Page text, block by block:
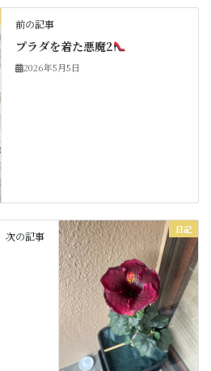
前の記事
プラダを着た悪魔2
2026年5月5日
日記
次の記事